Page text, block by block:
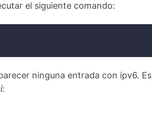
el siguiente comando:
ninguna entrada con ipv6. Es